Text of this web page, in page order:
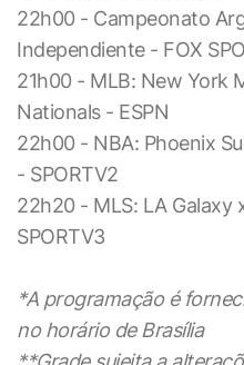
22h00 - Campeonato
Independiente - FOX
21h00 - MLB: New York
Nationals - ESPN
22h00 - NBA: Phoenix
- SPORTV2
22h20 - MLS: LA Galaxy
SPORTV3
*A programação é
no horário de Brasília